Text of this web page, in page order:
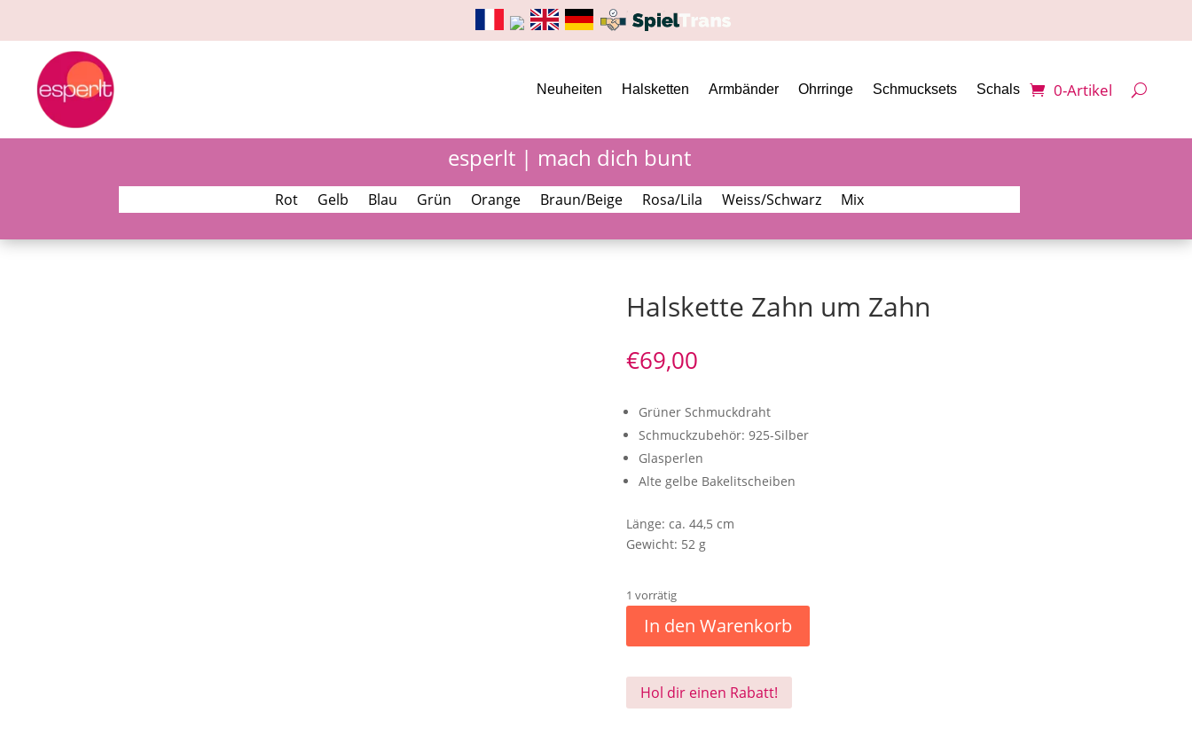
Neuheiten Halsketten Armbänder Ohrringe Schmucksets Schals 0-Artikel
esperlt | mach dich bunt
Rot Gelb Blau Grün Orange Braun/Beige Rosa/Lila Weiss/Schwarz Mix
Halskette Zahn um Zahn
€69,00
Grüner Schmuckdraht
Schmuckzubehör: 925-Silber
Glasperlen
Alte gelbe Bakelitscheiben
Länge: ca. 44,5 cm
Gewicht: 52 g
1 vorrätig
In den Warenkorb
Hol dir einen Rabatt!